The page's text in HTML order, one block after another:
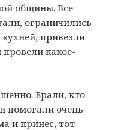
общины. Все
ограничились
привезли
какое-
Брали, кто
помогали очень
и принес, тот